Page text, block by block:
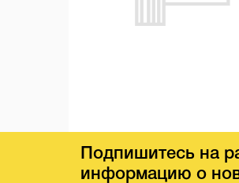
Подпишитесь на
информацию о